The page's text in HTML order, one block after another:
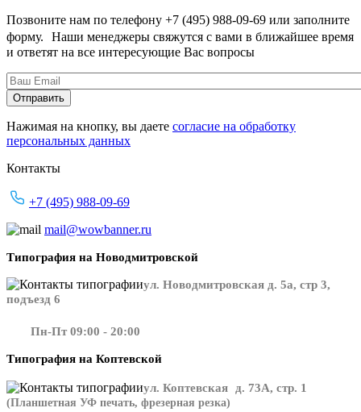
Позвоните нам по телефону +7 (495) 988-09-69 или заполните
форму. Наши менеджеры свяжутся с вами в ближайшее время
и ответят на все интересующие Вас вопросы
Нажимая на кнопку, вы даете согласие на обработку
персональных данных
Контакты
+7 (495) 988-09-69
mail@wowbanner.ru
Типография на Новодмитровской
ул. Новодмитровская д. 5а, стр 3,
подъезд 6
Пн-Пт 09:00 - 20:00
Типография на Коптевской
ул. Коптевская д. 73А, стр. 1
(Планшетная УФ печать, фрезерная резка)